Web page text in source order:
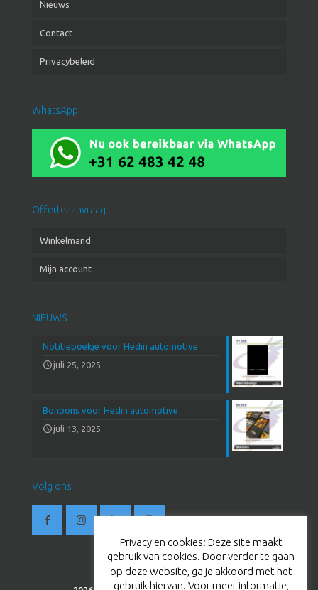
Nieuws
Contact
Privacybeleid
WhatsApp
Offerteaanvraag
Winkelmand
Mijn account
NIEUWS
Notitieboekje voor Hedin automotive
juli 25, 2025
Bonbons voor Hedin automotive
juli 13, 2025
Volg ons
Privacy en cookies: Deze site maakt
gebruik van cookies. Door verder te gaan
op deze website, ga je akkoord met het
gebruik hiervan. Voor meer informatie,